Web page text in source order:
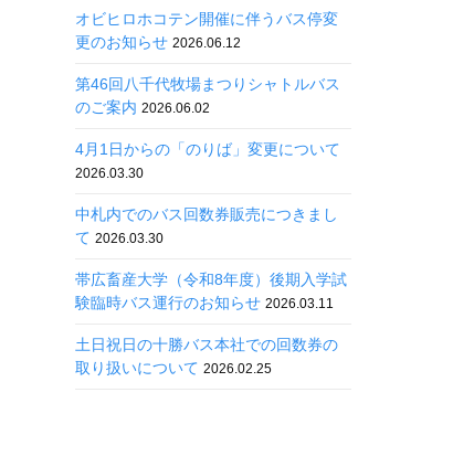
オビヒロホコテン開催に伴うバス停変
更のお知らせ 2026.06.12
第46回八千代牧場まつりシャトルバス
のご案内 2026.06.02
4月1日からの「のりば」変更について
2026.03.30
中札内でのバス回数券販売につきまし
て 2026.03.30
帯広畜産大学（令和8年度）後期入学試
験臨時バス運行のお知らせ 2026.03.11
土日祝日の十勝バス本社での回数券の
取り扱いについて 2026.02.25